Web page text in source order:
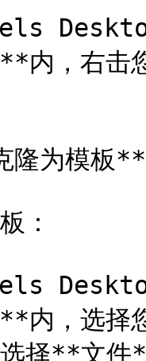
，右击
隆为模板**
：
，选择
选择**文